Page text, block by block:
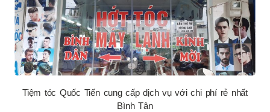
Tiệm tóc Quốc Tiến cung cấp dịch vụ với chi phí rẻ nhất
Bình Tân